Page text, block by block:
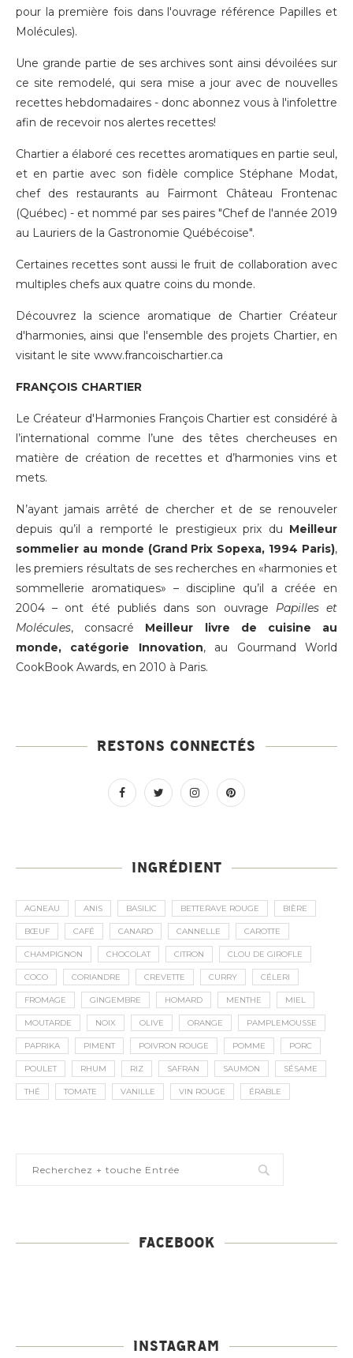
pour la première fois dans l'ouvrage référence Papilles et
Molécules).
Une grande partie de ses archives sont ainsi dévoilées sur
ce site remodelé, qui sera mise a jour avec de nouvelles
recettes hebdomadaires - donc abonnez vous à l'infolettre
afin de recevoir nos alertes recettes!
Chartier a élaboré ces recettes aromatiques en partie seul,
et en partie avec son fidèle complice Stéphane Modat,
chef des restaurants au Fairmont Château Frontenac
(Québec) - et nommé par ses paires "Chef de l'année 2019
au Lauriers de la Gastronomie Québécoise".
Certaines recettes sont aussi le fruit de collaboration avec
multiples chefs aux quatre coins du monde.
Découvrez la science aromatique de Chartier Créateur
d'harmonies, ainsi que l'ensemble des projets Chartier, en
visitant le site www.francoischartier.ca
FRANÇOIS CHARTIER
Le Créateur d'Harmonies François Chartier est considéré à
l’international comme l’une des têtes chercheuses en
matière de création de recettes et d’harmonies vins et
mets.
N’ayant jamais arrêté de chercher et de se renouveler
depuis qu’il a remporté le prestigieux prix du Meilleur
sommelier au monde (Grand Prix Sopexa, 1994 Paris),
les premiers résultats de ses recherches en «harmonies et
sommellerie aromatiques» – discipline qu’il a créée en
2004 – ont été publiés dans son ouvrage Papilles et
Molécules, consacré Meilleur livre de cuisine au
monde, catégorie Innovation, au Gourmand World
CookBook Awards, en 2010 à Paris.
RESTONS CONNECTÉS
INGRÉDIENT
AGNEAU ANIS BASILIC BETTERAVE ROUGE BIÈRE
BŒUF CAFÉ CANARD CANNELLE CAROTTE
CHAMPIGNON CHOCOLAT CITRON CLOU DE GIROFLE
COCO CORIANDRE CREVETTE CURRY CÉLERI
FROMAGE GINGEMBRE HOMARD MENTHE MIEL
MOUTARDE NOIX OLIVE ORANGE PAMPLEMOUSSE
PAPRIKA PIMENT POIVRON ROUGE POMME PORC
POULET RHUM RIZ SAFRAN SAUMON SÉSAME
THÉ TOMATE VANILLE VIN ROUGE ÉRABLE
FACEBOOK
INSTAGRAM